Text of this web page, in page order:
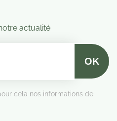
actualité
cela nos informations de